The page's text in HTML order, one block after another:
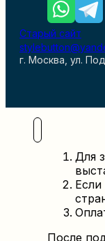
Старый сайт
г. Москва, ул.
Для
После